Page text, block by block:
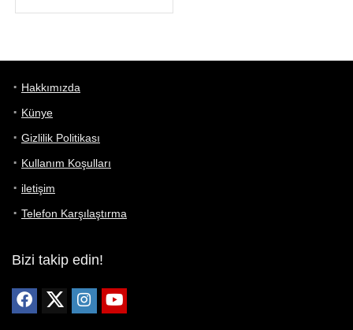
Hakkımızda
Künye
Gizlilik Politikası
Kullanım Koşulları
iletişim
Telefon Karşılaştırma
Bizi takip edin!